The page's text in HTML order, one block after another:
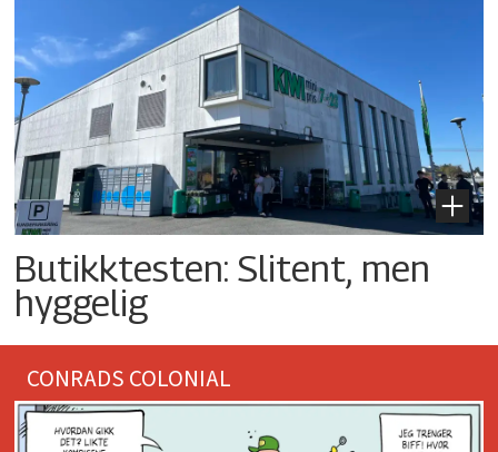
Butikktesten: Slitent, men
hyggelig
CONRADS COLONIAL